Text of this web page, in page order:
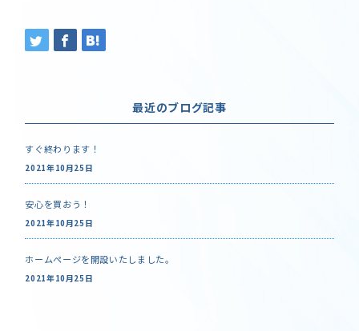
最近のブログ記事
すぐ終わります！
2021年10月25日
安心を買おう！
2021年10月25日
ホームページを開設いたしました。
2021年10月25日